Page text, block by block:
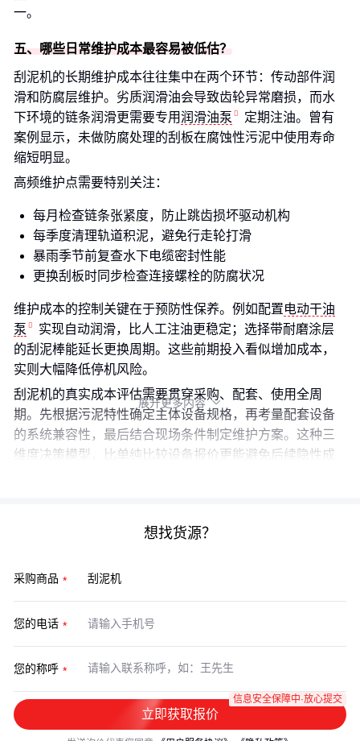
一。
五、哪些日常维护成本最容易被低估？
刮泥机的长期维护成本往往集中在两个环节：传动部件润
滑和防腐层维护。劣质润滑油会导致齿轮异常磨损，而水
下环境的链条润滑更需要专用润滑油泵
定期注油。曾有
案例显示，未做防腐处理的刮板在腐蚀性污泥中使用寿命
缩短明显。
高频维护点需要特别关注：
每月检查链条张紧度，防止跳齿损坏驱动机构
每季度清理轨道积泥，避免行走轮打滑
暴雨季节前复查水下电缆密封性能
更换刮板时同步检查连接螺栓的防腐状况
维护成本的控制关键在于预防性保养。例如配置电动干油
泵
实现自动润滑，比人工注油更稳定；选择带耐磨涂层
的刮泥棒能延长更换周期。这些前期投入看似增加成本，
实则大幅降低停机风险。
刮泥机的真实成本评估需要贯穿采购、配套、使用全周
期。先根据污泥特性确定主体设备规格，再考量配套设备
的系统兼容性，最后结合现场条件制定维护方案。这种三
维度决策模型，比单纯比较设备报价更能避免后续隐性成
展开更多内容 
想找货源？
采购商品
您的电话
您的称呼
立即获取报价
信息安全保障中·放心提交